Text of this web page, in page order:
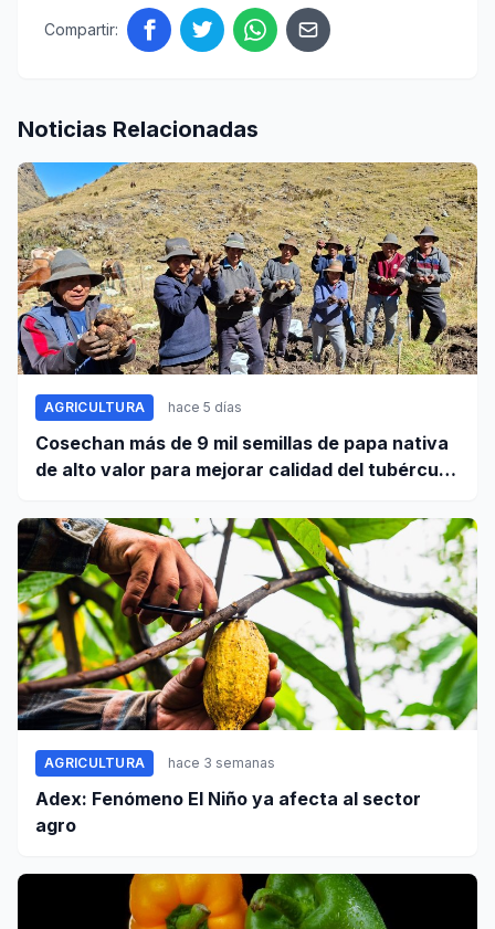
Compartir:
Noticias Relacionadas
AGRICULTURA hace 5 días
Cosechan más de 9 mil semillas de papa nativa
de alto valor para mejorar calidad del tubérculo
AGRICULTURA hace 3 semanas
Adex: Fenómeno El Niño ya afecta al sector
agro